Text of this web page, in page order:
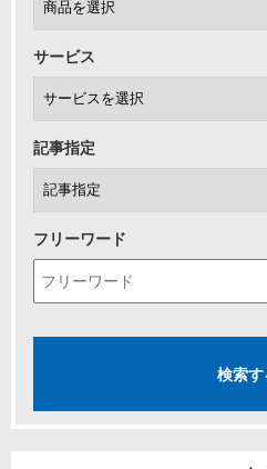
サービス
記事指定
フリーワード